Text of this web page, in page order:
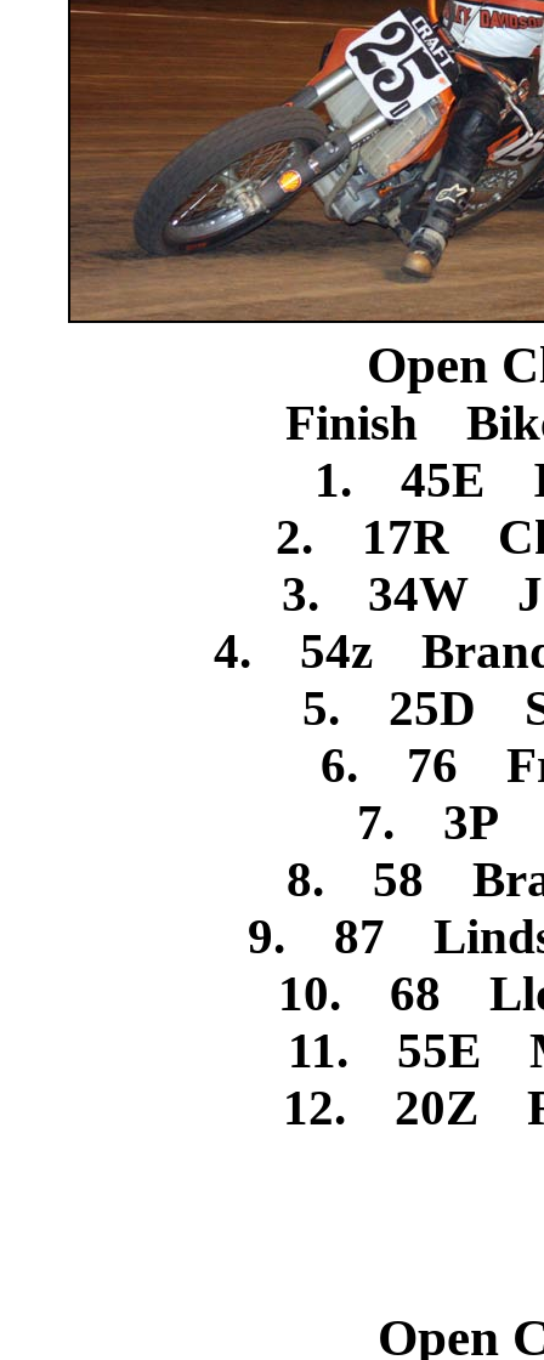
Open
Finish
1. 45E
2. 17R
3. 34W
4. 54z
5. 25D
6. 76
7. 3P
8. 58
9. 87
10. 68
11. 55E
12. 20Z
Open